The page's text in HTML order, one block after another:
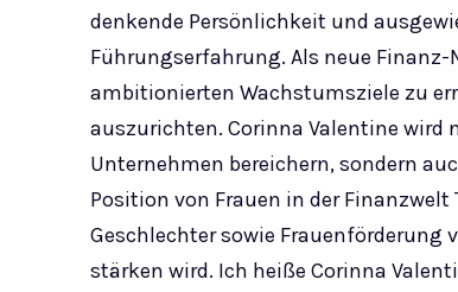
denkende Persönlichkeit und
Führungserfahrung. Als neue
ambitionierten Wachstumsziele zu
auszurichten. Corinna Valentine wird
Unternehmen bereichern, sondern
Position von Frauen in der
Geschlechter sowie
stärken wird. Ich heiße Corinna